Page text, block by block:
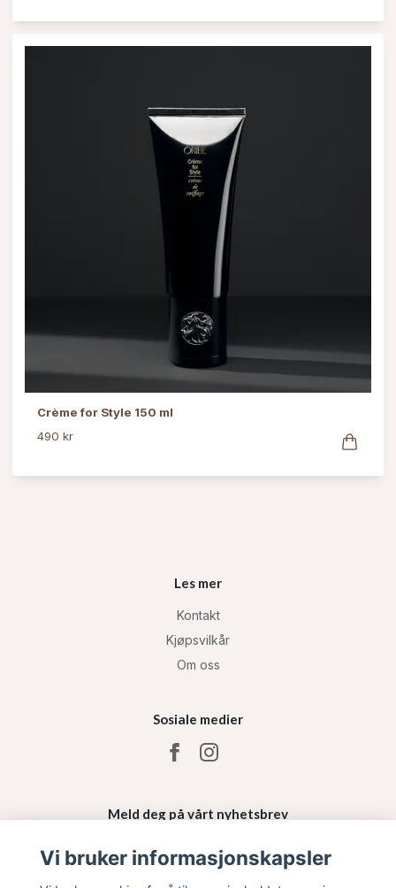
Crème for Style 150 ml
490 kr
Les mer
Kontakt
Kjøpsvilkår
Om oss
Sosiale medier
Meld deg på vårt nyhetsbrev
Påmelding
Vi bruker informasjonskapsler